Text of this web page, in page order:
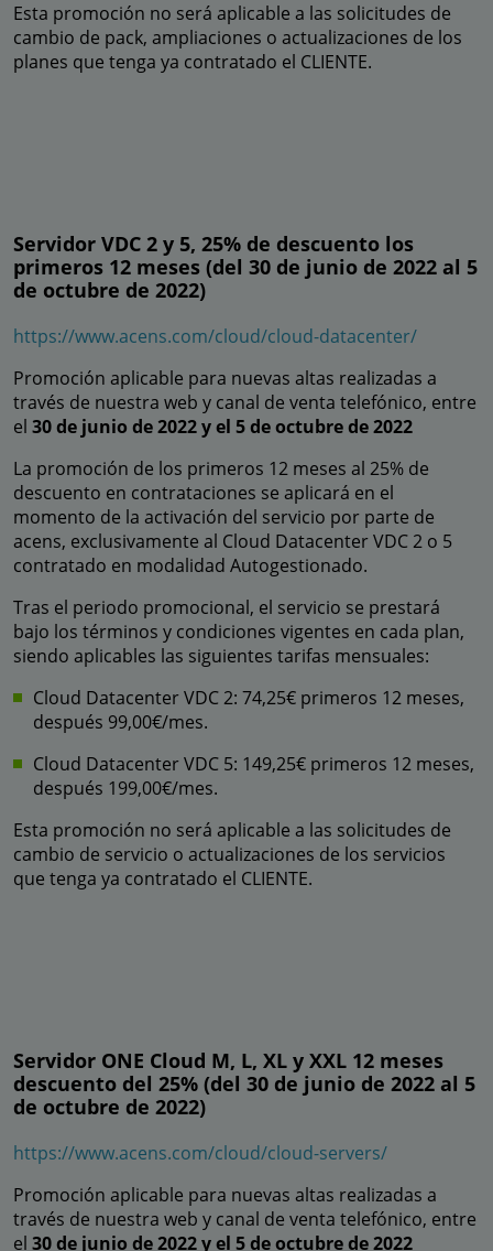
Esta promoción no será aplicable a las solicitudes de
cambio de pack, ampliaciones o actualizaciones de los
planes que tenga ya contratado el CLIENTE.
Servidor VDC 2 y 5, 25% de descuento los
primeros 12 meses (del 30 de junio de 2022 al 5
de octubre de 2022)
https://www.acens.com/cloud/cloud-datacenter/
Promoción aplicable para nuevas altas realizadas a
través de nuestra web y canal de venta telefónico, entre
el 30 de junio de 2022 y el 5 de octubre de 2022
La promoción de los primeros 12 meses al 25% de
descuento en contrataciones se aplicará en el
momento de la activación del servicio por parte de
acens, exclusivamente al Cloud Datacenter VDC 2 o 5
contratado en modalidad Autogestionado.
Tras el periodo promocional, el servicio se prestará
bajo los términos y condiciones vigentes en cada plan,
siendo aplicables las siguientes tarifas mensuales:
Cloud Datacenter VDC 2: 74,25€ primeros 12 meses,
después 99,00€/mes.
Cloud Datacenter VDC 5: 149,25€ primeros 12 meses,
después 199,00€/mes.
Esta promoción no será aplicable a las solicitudes de
cambio de servicio o actualizaciones de los servicios
que tenga ya contratado el CLIENTE.
Servidor ONE Cloud M, L, XL y XXL 12 meses
descuento del 25% (del 30 de junio de 2022 al 5
de octubre de 2022)
https://www.acens.com/cloud/cloud-servers/
Promoción aplicable para nuevas altas realizadas a
través de nuestra web y canal de venta telefónico, entre
el 30 de junio de 2022 y el 5 de octubre de 2022